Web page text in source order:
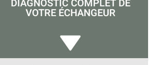
DIAGNOSTIC COMPLET DE
VOTRE ÉCHANGEUR